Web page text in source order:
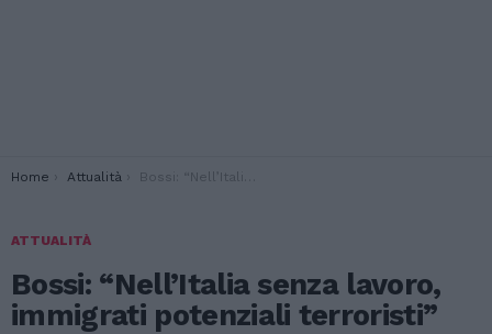
You are here:
Home Attualità Bossi: “Nell’Italia senza lavoro, immigrati potenziali terroristi”
ATTUALITÀ
Bossi: “Nell’Italia senza lavoro,
immigrati potenziali terroristi”